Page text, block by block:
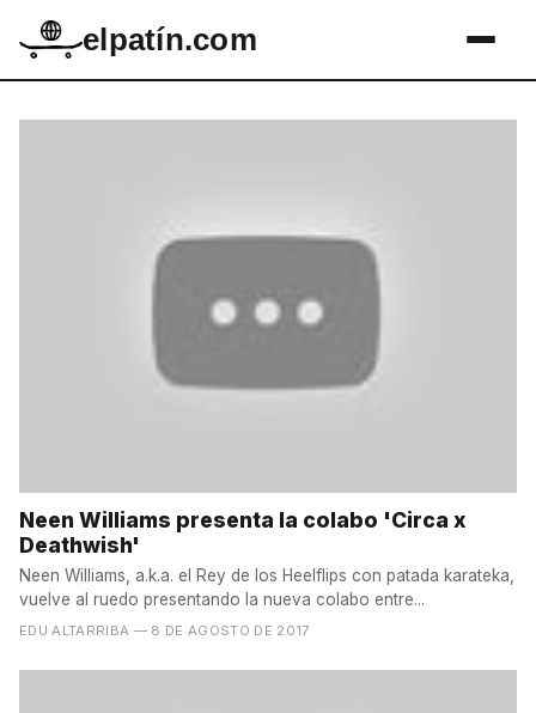
elpatín.com
Neen Williams presenta la colabo 'Circa x
Deathwish'
Neen Williams, a.k.a. el Rey de los Heelflips con patada karateka,
vuelve al ruedo presentando la nueva colabo entre...
EDU ALTARRIBA — 8 DE AGOSTO DE 2017